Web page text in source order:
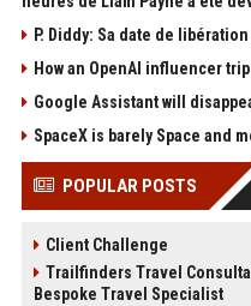
P. Diddy: Sa date de
How an OpenAI influencer
Google Assistant will
SpaceX is barely Space and
POPULAR POSTS
Client Challenge
Trailfinders Travel
Bespoke Travel Specialist